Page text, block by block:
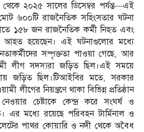
২০২৫ সালের ডিসেম্বর পর্যন্ত—এই
৬০০টি রাজনৈতিক সহিংসতার ঘটনা
১৫৮ জন রাজনৈতিক কর্মী নিহত এবং
হয়েছেন। এই ঘটনাগুলোর মধ্যে
সম্পৃক্ততা পাওয়া গেছে, আর
লীগ সদস্যরা জড়িত ছিল।এই সময়ে
জড়িত ছিল।টিআইবির মতে, সরকার
নিয়ন্ত্রণে থাকা বিভিন্ন প্রতিষ্ঠান
চেষ্টাকে কেন্দ্র করে সংঘর্ষ ও
এর মধ্যে রয়েছে পরিবহন টার্মিনাল ও
পাথর কোয়ারি ও নদী থেকে অবৈধ